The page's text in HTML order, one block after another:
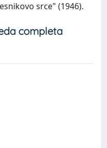
srce" (1946).
completa